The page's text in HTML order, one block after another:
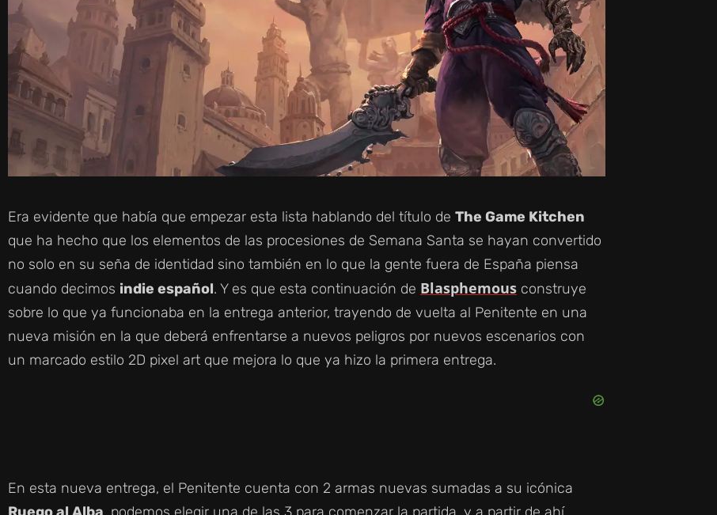
Era evidente que había que empezar esta lista hablando del título de The Game Kitchen
que ha hecho que los elementos de las procesiones de Semana Santa se hayan convertido
no solo en su seña de identidad sino también en lo que la gente fuera de España piensa
cuando decimos indie español. Y es que esta continuación de Blasphemous construye
sobre lo que ya funcionaba en la entrega anterior, trayendo de vuelta al Penitente en una
nueva misión en la que deberá enfrentarse a nuevos peligros por nuevos escenarios con
un marcado estilo 2D pixel art que mejora lo que ya hizo la primera entrega.
En esta nueva entrega, el Penitente cuenta con 2 armas nuevas sumadas a su icónica